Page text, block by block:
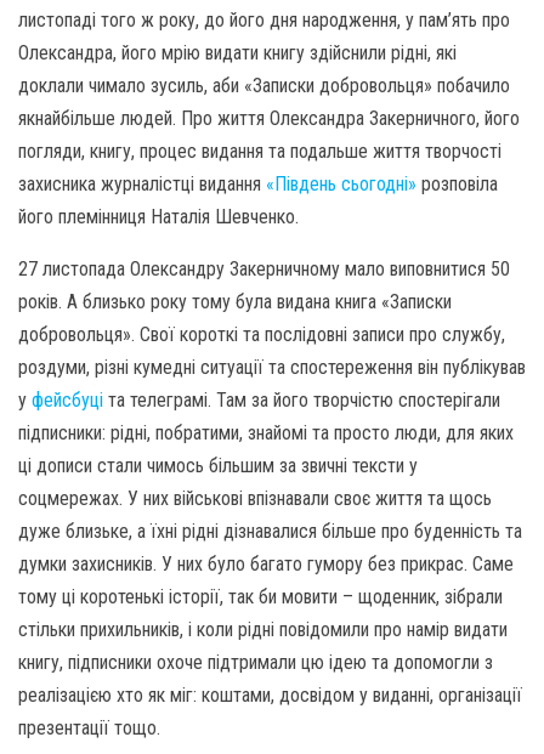
листопаді того ж року, до його дня народження, у пам’ять про
Олександра, його мрію видати книгу здійснили рідні, які
доклали чимало зусиль, аби «Записки добровольця» побачило
якнайбільше людей. Про життя Олександра Закерничного, його
погляди, книгу, процес видання та подальше життя творчості
захисника журналістці видання «Південь сьогодні» розповіла
його племінниця Наталія Шевченко.
27 листопада Олександру Закерничному мало виповнитися 50
років. А близько року тому була видана книга «Записки
добровольця». Свої короткі та послідовні записи про службу,
роздуми, різні кумедні ситуації та спостереження він публікував
у фейсбуці та телеграмі. Там за його творчістю спостерігали
підписники: рідні, побратими, знайомі та просто люди, для яких
ці дописи стали чимось більшим за звичні тексти у
соцмережах. У них військові впізнавали своє життя та щось
дуже близьке, а їхні рідні дізнавалися більше про буденність та
думки захисників. У них було багато гумору без прикрас. Саме
тому ці коротенькі історії, так би мовити – щоденник, зібрали
стільки прихильників, і коли рідні повідомили про намір видати
книгу, підписники охоче підтримали цю ідею та допомогли з
реалізацією хто як міг: коштами, досвідом у виданні, організації
презентації тощо.